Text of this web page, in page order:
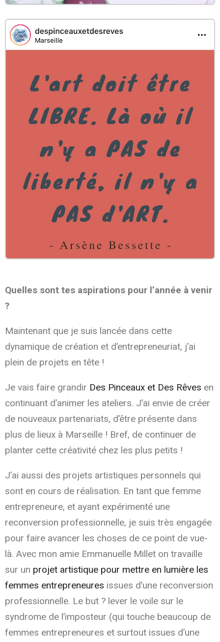
Quelles sont tes aspirations pour l’année à venir
?
Maintenant que je suis lancée dans cette
dynamique de création et d’entrepreneuriat, j’ai
plein de projets en tête !
Je vais faire grandir Des Pinceaux et Des Rêves en
continuant d’animer les ateliers. J’ai envie de créer
de nouveaux partenariats, d’être présente dans
plus de lieux à Marseille ! Bref, de continuer de
planter cette créativité chez les plus petits !
J’ai aussi des projets artistiques personnels qui
sont en cours de réalisation. En tant que femme
entrepreneure, et ayant expérimenté une
reconversion professionnelle, je suis très engagée
pour faire avancer les choses de ce point de vue-
là. Avec mon amie Emmanuelle Millet on travaille
sur un projet artistique pour mettre en lumière les
femmes entrepreneures issues d’une reconversion
professionnelle. Le but ? lever le voile sur le
syndrome de l’imposteur (qui touche beaucoup de
femmes entrepreneures et surtout issues d’une